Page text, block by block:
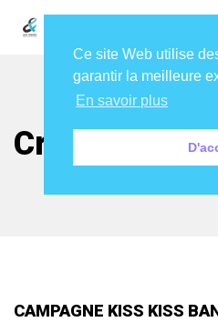
CAMPAGNE KISS KISS
Ce site Web utilise
garantir la meilleure
En savoir plus